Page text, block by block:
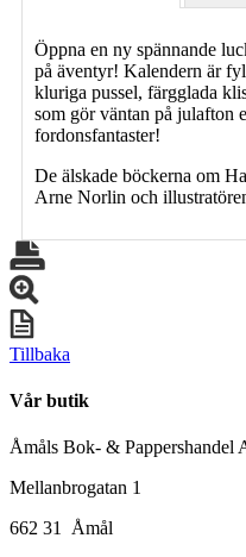
Öppna en ny spännande
på äventyr! Kalendern är
kluriga pussel, färgglada
som gör väntan på julafton
fordonsfantaster!
De älskade böckerna om
Arne Norlin och
Tillbaka
Vår butik
Åmåls Bok- & Pappershandel
Mellanbrogatan 1
662 31 Åmål